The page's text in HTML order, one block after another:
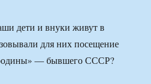
дети и внуки живут в
для них посещение
— бывшего СССР?